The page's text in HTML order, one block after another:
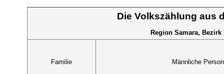
Die Volkszählung aus
Region Samara,
Familie Männliche